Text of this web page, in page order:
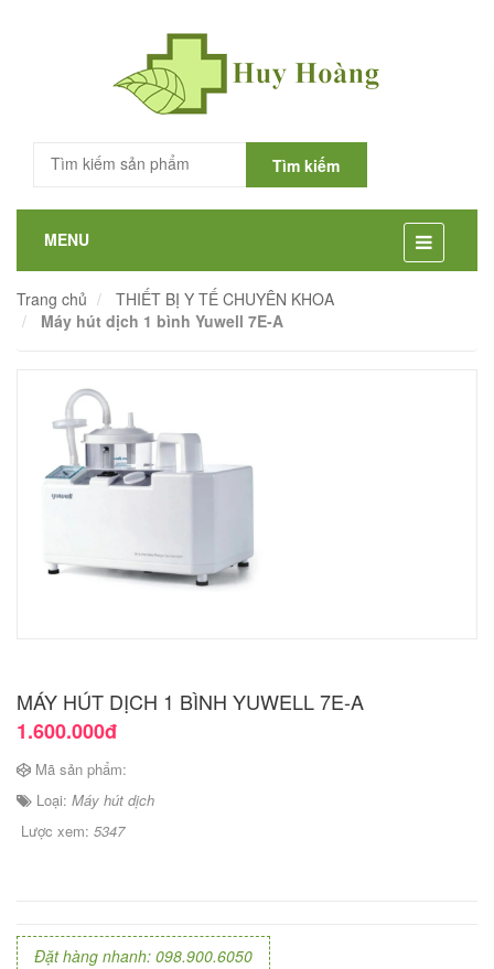
Tìm kiếm
MENU
Trang chủ
THIẾT BỊ Y TẾ CHUYÊN KHOA
Máy hút dịch 1 bình Yuwell 7E-A
MÁY HÚT DỊCH 1 BÌNH YUWELL 7E-A
1.600.000đ
Mã sản phẩm:
Loại: Máy hút dịch
Lược xem: 5347
Đặt hàng nhanh: 098.900.6050